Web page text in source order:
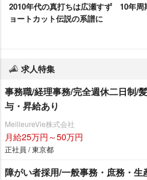
2010年代の真打ちは広瀬すず 10年周
ョートカット伝説の系譜に
求人特集
事務職/経理事務/完全週休二日制/
与・昇給あり
MeilleureVie株式会社
月給25万円～50万円
正社員 / 東京都
障がい者採用/一般事務・庶務・生